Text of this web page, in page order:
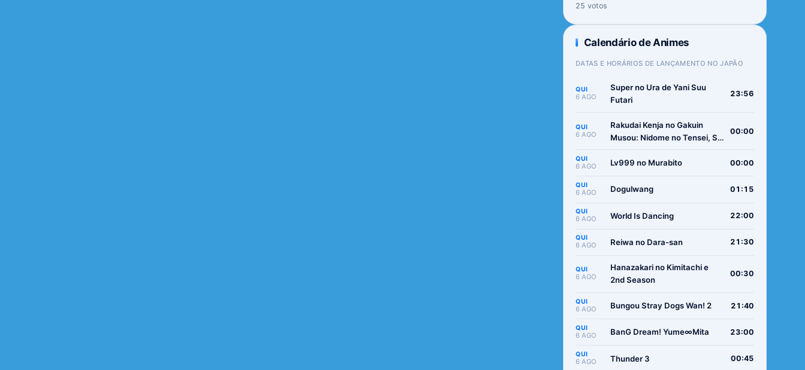
25 votos
Calendário de Animes
DATAS E HORÁRIOS DE LANÇAMENTO NO JAPÃO
QUI
6 AGO
Super no Ura de Yani Suu
Futari
23:56
QUI
6 AGO
Rakudai Kenja no Gakuin
Musou: Nidome no Tensei, S-
Boukenroku
00:00
QUI
6 AGO Lv999 no Murabito 00:00
QUI
6 AGO Dogulwang 01:15
QUI
6 AGO World Is Dancing 22:00
QUI
6 AGO Reiwa no Dara-san 21:30
QUI
6 AGO
Hanazakari no Kimitachi e
2nd Season
00:30
QUI
6 AGO Bungou Stray Dogs Wan! 2 21:40
QUI
6 AGO BanG Dream! Yume∞Mita 23:00
QUI
6 AGO Thunder 3 00:45